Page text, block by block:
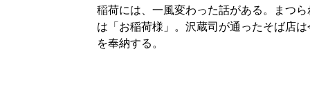
稲荷には、一風変わった話がある。まつ
は「お稲荷様」。沢蔵司が通ったそば店
を奉納する。